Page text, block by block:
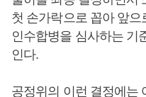
첫 손가락으로 꼽아 앞
인수합병을 심사하는 기
인다.
공정위의 이런 결정에는